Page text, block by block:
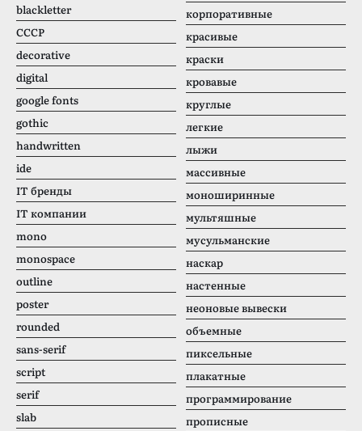
blackletter
CCCР
decorative
digital
google fonts
gothic
handwritten
ide
IT бренды
IT компании
mono
monospace
outline
poster
rounded
sans-serif
script
serif
slab
корпоративные
красивые
краски
кровавые
круглые
легкие
лыжи
массивные
моноширинные
мультяшные
мусульманские
наскар
настенные
неоновые вывески
объемные
пиксельные
плакатные
программирование
прописные